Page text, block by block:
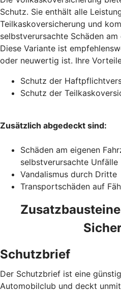
Schutz. Sie enthält alle
Teilkaskoversicherung und
selbstverursachte Schäden
Diese Variante ist
oder neuwertig ist. Ihre
Schutz der
Schutz der
Zusätzlich abgedeckt sind:
Schäden am eigenen
selbstverursachte Unfälle
Vandalismus durch Dritte
Transportschäden auf
Schutzbrief
Der Schutzbrief ist eine
Automobilclub und deckt